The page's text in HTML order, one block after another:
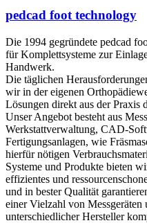
pedcad foot technology
Die 1994 gegründete pedcad
für Komplettsysteme zur
Handwerk.
Die täglichen
wir in der eigenen
Lösungen direkt aus der Praxis
Unser Angebot besteht aus
Werkstattverwaltung, CAD-
Fertigungsanlagen, wie
hierfür nötigen
Systeme und Produkte bieten
effizientes und
und in bester Qualität
einer Vielzahl von Messgeräten
unterschiedlicher Hersteller